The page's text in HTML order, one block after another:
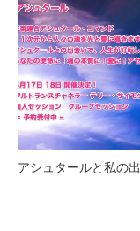
アシュタールと私の